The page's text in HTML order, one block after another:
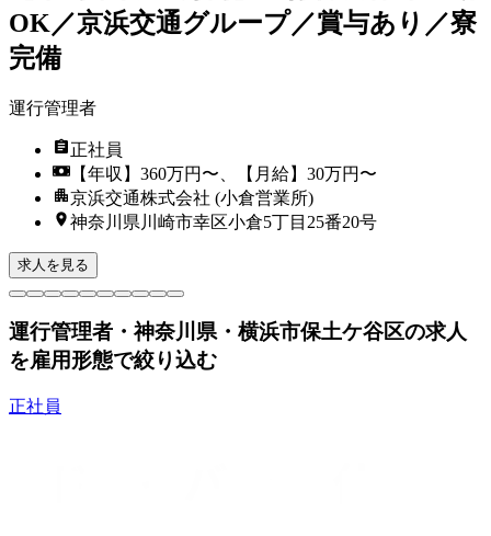
OK／京浜交通グループ／賞与あり／寮
完備
運行管理者
正社員
【年収】360万円〜、【月給】30万円〜
京浜交通株式会社 (小倉営業所)
神奈川県川崎市幸区小倉5丁目25番20号
求人を見る
運行管理者・神奈川県・横浜市保土ケ谷区の求人
を雇用形態で絞り込む
正社員